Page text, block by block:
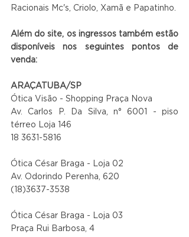
Racionais Mc's, Criolo, Xamã e Papatinho.
Além do site, os ingressos também estão
disponíveis nos seguintes pontos de
venda:
ARAÇATUBA/SP
Ótica Visão - Shopping Praça Nova
Av. Carlos P. Da Silva, n° 6001 - piso
térreo Loja 146
18 3631-5816
Ótica César Braga - Loja 02
Av. Odorindo Perenha, 620
(18)3637-3538
Ótica César Braga - Loja 03
Praça Rui Barbosa, 4